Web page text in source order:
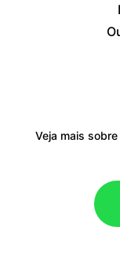
Veja mais